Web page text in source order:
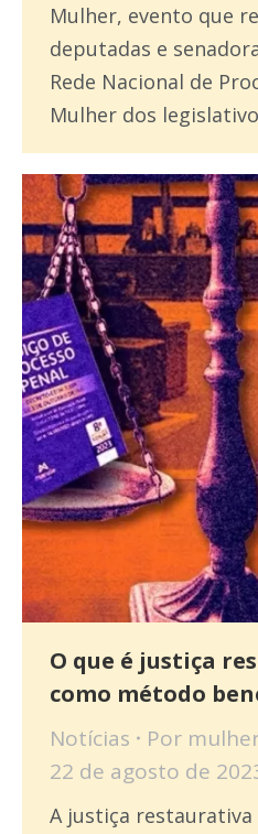
Mulher, evento que
deputadas e
Rede Nacional de
Mulher dos
O que é justiça
como método
Notícias Por
22 de agosto de
A justiça restaurativa